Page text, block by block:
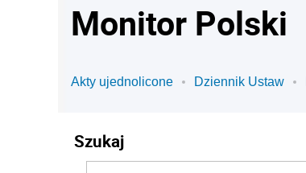
Monitor Polski
Akty ujednolicone Dziennik Ustaw
Szukaj